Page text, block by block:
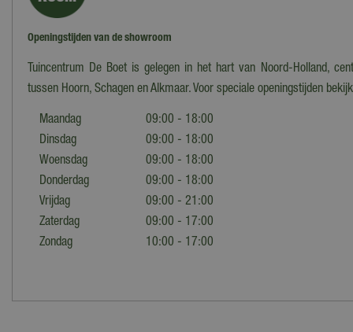
Openingstijden van de showroom
Tuincentrum De Boet is gelegen in het hart van Noord-Holland,
tussen Hoorn, Schagen en Alkmaar. Voor speciale openingstijden
Maandag
09:00 - 18:00
Dinsdag
09:00 - 18:00
Woensdag
09:00 - 18:00
Donderdag
09:00 - 18:00
Vrijdag
09:00 - 21:00
Zaterdag
09:00 - 17:00
Zondag
10:00 - 17:00